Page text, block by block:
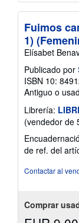
Fuimos
1)
Elísabet
Publicado por
ISBN 10:
Antiguo o
Librería:
(vendedor de
de ref. del
Contactar al
Comprar